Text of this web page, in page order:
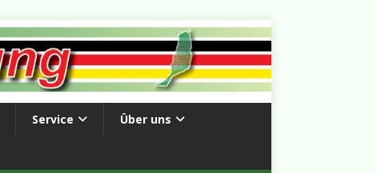
Service Über uns